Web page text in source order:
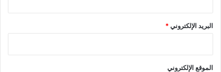
البريد الإلكتروني*
الموقع الإلكتروني